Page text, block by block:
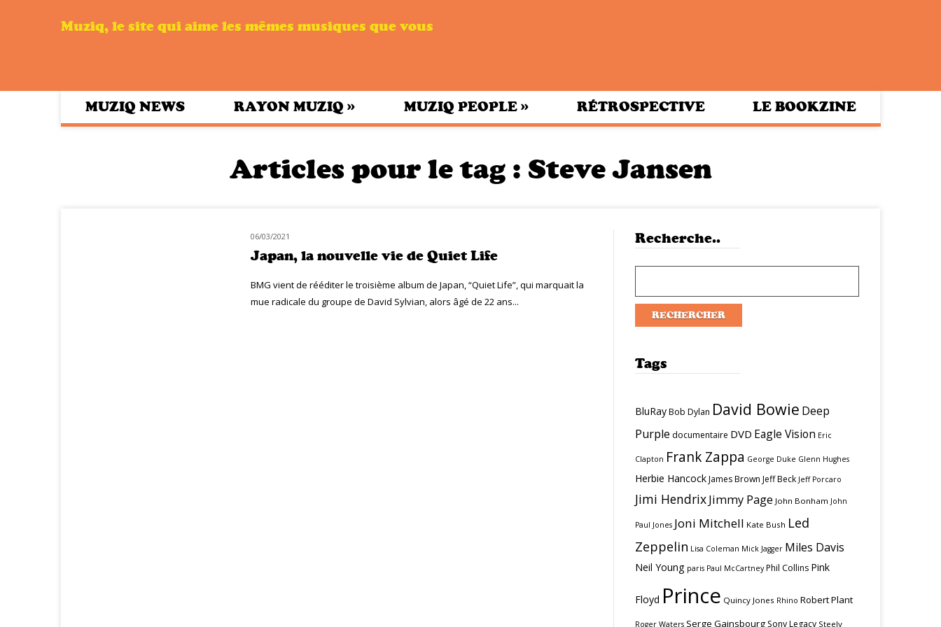
Muziq, le site qui aime les mêmes musiques que vous
MUZIQ NEWS RAYON MUZIQ » MUZIQ PEOPLE » RÉTROSPECTIVE LE BOOKZINE
Articles pour le tag : Steve Jansen
06/03/2021
Japan, la nouvelle vie de Quiet Life
BMG vient de rééditer le troisième album de Japan, “Quiet Life”, qui marquait la
mue radicale du groupe de David Sylvian, alors âgé de 22 ans...
Recherche..
Tags
BluRay Bob Dylan David Bowie Deep
Purple documentaire DVD Eagle Vision Eric
Clapton Frank Zappa George Duke Glenn Hughes
Herbie Hancock James Brown Jeff Beck Jeff Porcaro
Jimi HendrixJimmy Page John Bonham John
Paul Jones Joni Mitchell Kate Bush Led
Zeppelin Lisa Coleman Mick Jagger Miles Davis
Neil Young paris Paul McCartney Phil Collins Pink
Floyd Prince Quincy Jones Rhino Robert Plant
Roger Waters Serge Gainsbourg Sony Legacy Steely